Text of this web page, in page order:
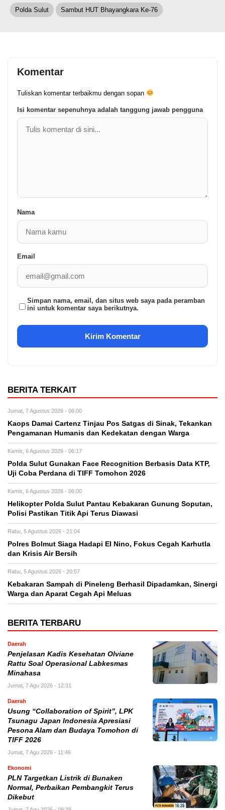
Polda Sulut Sambut HUT Bhayangkara Ke-76
Komentar
Tuliskan komentar terbaikmu dengan sopan
Isi komentar sepenuhnya adalah tanggung jawab pengguna
Nama
Email
Simpan nama, email, dan situs web saya pada peramban
ini untuk komentar saya berikutnya.
BERITA TERKAIT
Jumat, 7 Agustus 2026 - 06:00
Kaops Damai Cartenz Tinjau Pos Satgas di Sinak, Tekankan
Pengamanan Humanis dan Kedekatan dengan Warga
Kamis, 6 Agustus 2026 - 06:17
Polda Sulut Gunakan Face Recognition Berbasis Data KTP,
Uji Coba Perdana di TIFF Tomohon 2026
Kamis, 6 Agustus 2026 - 06:00
Helikopter Polda Sulut Pantau Kebakaran Gunung Soputan,
Polisi Pastikan Titik Api Terus Diawasi
Rabu, 5 Agustus 2026 - 21:04
Polres Bolmut Siaga Hadapi El Nino, Fokus Cegah Karhutla
dan Krisis Air Bersih
Rabu, 5 Agustus 2026 - 20:57
Kebakaran Sampah di Pineleng Berhasil Dipadamkan, Sinergi
Warga dan Aparat Cegah Api Meluas
BERITA TERBARU
Daerah
Penjelasan Kadis Kesehatan Olviane
Rattu Soal Operasional Labkesmas
Minahasa
Jumat, 7 Agu 2026 - 12:31
Daerah
Usung “Collaboration of Spirit”, LPK
Tsunagu Japan Indonesia Apresiasi
Pesona Alam dan Budaya Tomohon di
TIFF 2026
Jumat, 7 Agu 2026 - 11:46
Ekonomi
PLN Targetkan Listrik di Bunaken
Normal, Perbaikan Pembangkit Terus
Dikebut